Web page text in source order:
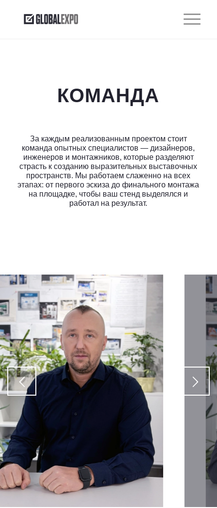
КОМАНДА
За каждым реализованным проектом стоит
команда опытных специалистов — дизайнеров,
инженеров и монтажников, которые разделяют
страсть к созданию выразительных выставочных
пространств. Мы работаем слаженно на всех
этапах: от первого эскиза до финального монтажа
на площадке, чтобы ваш стенд выделялся и
работал на результат.
Рассчитать стоимость
Укажите пожалуйста площадь стенда
Укажите необходимую конфигурацию стенда
В какой мессенджер прислать расчет стоимости стенда:
WhatsApp
Telegram
Viber